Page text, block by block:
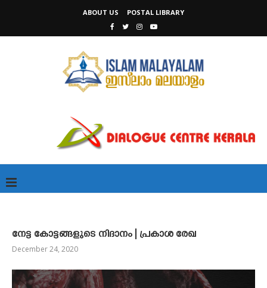
ABOUT US POSTAL LIBRARY
നേട്ട കോട്ടങ്ങളുടെ നിദാനം | പ്രകാശ രേഖ
December 24, 2020